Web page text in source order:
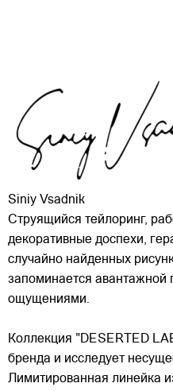
Siniy Vsadnik
Струящийся тейлоринг,
декоративные доспехи,
случайно найденных
запоминается авантажной
ощущениями.
Коллекция "DESERTED
бренда и исследует
Лимитированная линейка